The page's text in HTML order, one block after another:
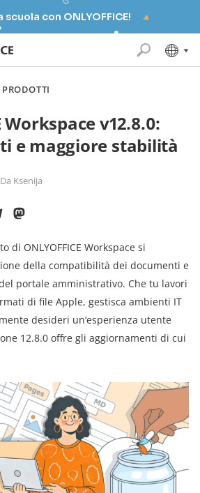
scuola con ONLYOFFICE!
Workspace v12.8.0:
e maggiore stabilità
Da Ksenija
di ONLYOFFICE Workspace si
della compatibilità dei documenti e
portale amministrativo. Che tu lavori
di file Apple, gestisca ambienti IT
desideri un’esperienza utente
12.8.0 offre gli aggiornamenti di cui